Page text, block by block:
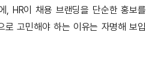
, HR이 채용 브랜딩을 단순한 홍보를
로 고민해야 하는 이유는 자명해 보입